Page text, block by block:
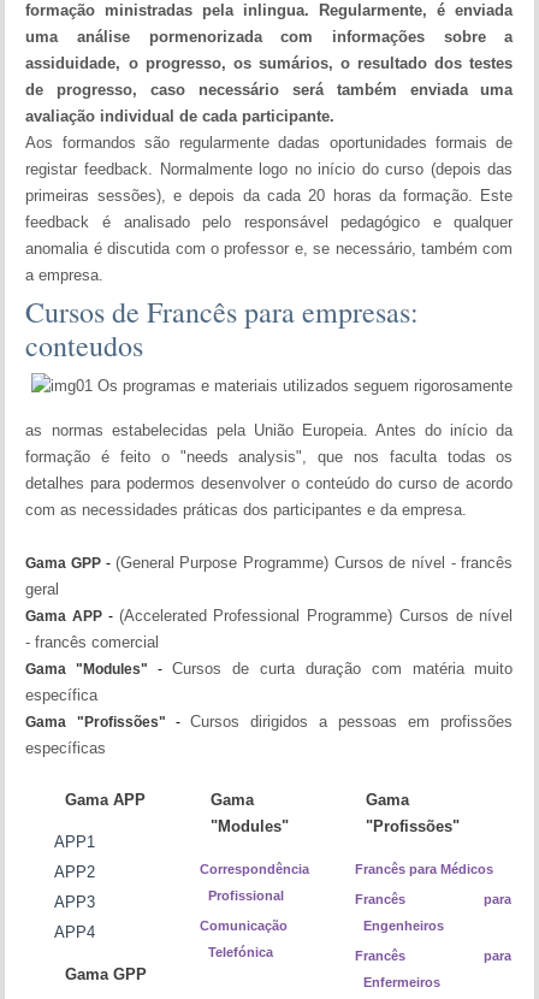
formação ministradas pela inlingua. Regularmente, é enviada
uma análise pormenorizada com informações sobre a
assiduidade, o progresso, os sumários, o resultado dos testes
de progresso, caso necessário será também enviada uma
avaliação individual de cada participante.
Aos formandos são regularmente dadas oportunidades formais de
registar feedback. Normalmente logo no início do curso (depois das
primeiras sessões), e depois da cada 20 horas da formação. Este
feedback é analisado pelo responsável pedagógico e qualquer
anomalia é discutida com o professor e, se necessário, também com
a empresa.
Cursos de Francês para empresas:
conteudos
Os programas e materiais utilizados seguem rigorosamente
as normas estabelecidas pela União Europeia. Antes do início da
formação é feito o "needs analysis", que nos faculta todas os
detalhes para podermos desenvolver o conteúdo do curso de acordo
com as necessidades práticas dos participantes e da empresa.
Gama GPP - (General Purpose Programme) Cursos de nível - francês
geral
Gama APP - (Accelerated Professional Programme) Cursos de nível
- francês comercial
Gama "Modules" -Cursos de curta duração com matéria muito
específica
Gama "Profissões" - Cursos dirigidos a pessoas em profissões
específicas
Gama APP
APP1
APP2
APP3
APP4
Gama GPP
Gama
"Modules"
Correspondência
Profissional
Comunicação
Telefónica
Gama
"Profissões"
Francês para Médicos
Francês para
Engenheiros
Francês para
Enfermeiros